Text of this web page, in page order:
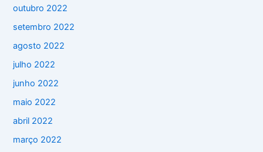
outubro 2022
setembro 2022
agosto 2022
julho 2022
junho 2022
maio 2022
abril 2022
março 2022